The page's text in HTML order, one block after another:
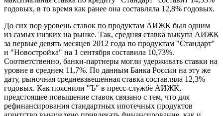
годовых, в то время как ранее она составляла 12,8% годовых.
До сих пор уровень ставок по продуктам АИЖК был одним
из самых низких на рынке. Так, средняя ставка выкупа АИЖК
за первые девять месяцев 2012 года по продуктам "Стандарт"
и "Новостройка" на 1 сентября составила 10,73%.
Соответственно, банки-партнеры могли удерживать ставки на
уровне в среднем 11,7%. По данным Банка России на эту же
дату, рыночная средневзвешенная ставка составляла 12,3%
годовых. Как пояснили "Ъ" в пресс-службе АИЖК,
предстоящее повышение ставок связано с тем, что для
рефинансирования стандартных ипотечных продуктов